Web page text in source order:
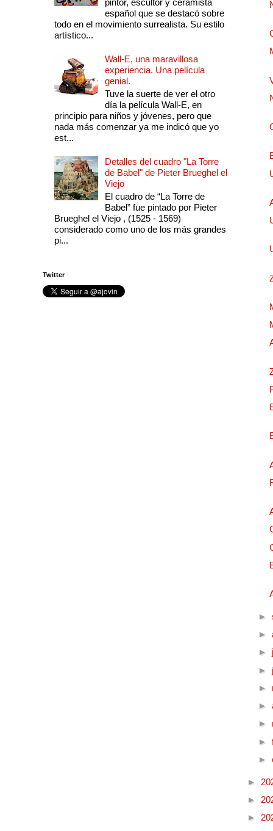
pintor, escultor y ceramista
español que se destacó sobre
todo en el movimiento surrealista. Su estilo
artístico...
Wall-E, una maravillosa
experiencia. Una película
genial.
Tuve la suerte de ver el otro
día la película Wall-E, en
principio para niños y jóvenes, pero que
nada más comenzar ya me indicó que yo
est...
Detalles del cuadro "La Torre
de Babel" de Pieter Brueghel el
Viejo
El cuadro de “La Torre de
Babel” fue pintado por Pieter
Brueghel el Viejo , (1525 - 1569)
considerado como uno de los más grandes
pi...
Twitter
►
►
►
►
►
►
►
►
►
►
►
►